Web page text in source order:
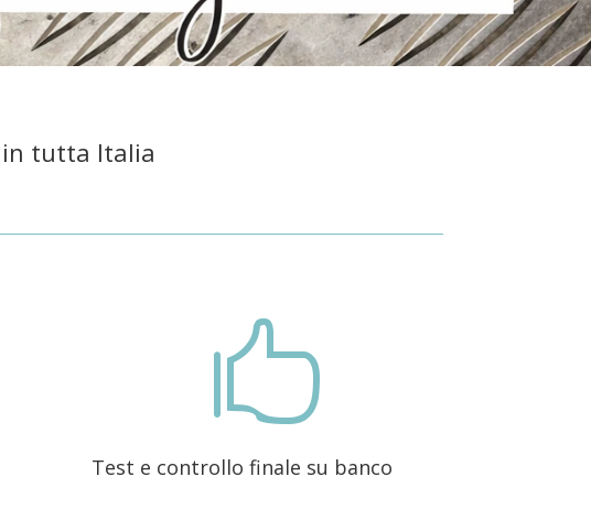
in tutta Italia

Test e controllo finale su banco